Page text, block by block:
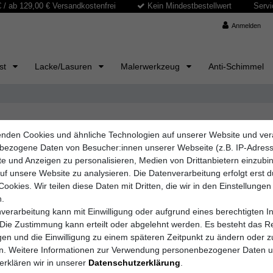
ab 129,00 € Versandkostenfrei Kein Mindestbestellwert
Anmelden
Lacke/Lasuren Malerwerkzeug Anti-Schimmel
Ergebnisse
um Farben, Lacke, Bodenbeschichtungen und mehr. Ob Sie eine
ein umfassendes Sortiment für professionelle und private
langlebige Balkonsysteme bis hin zu effektiven Versiegelungen:
Anwendung, hohe Beständigkeit und individuelle
optisch überzeugende Ergebnisse – für Ihr Zuhause, Ihr
Cookies und ähnliche Technologien auf unserer Website und
Daten von Besucher:innen unserer Webseite (z.B. IP-
und Anzeigen zu personalisieren, Medien von Drittanbietern
unsere Website zu analysieren. Die Datenverarbeitung erfolgt erst
Wir teilen diese Daten mit Dritten, die wir in den Einstellungen
kann mit Einwilligung oder aufgrund eines berechtigten
Zustimmung kann erteilt oder abgelehnt werden. Es besteht das
und die Einwilligung zu einem späteren Zeitpunkt zu ändern oder
Weitere Informationen zur Verwendung personenbezogener Daten
wir in unserer Daten­schutz­erklärung